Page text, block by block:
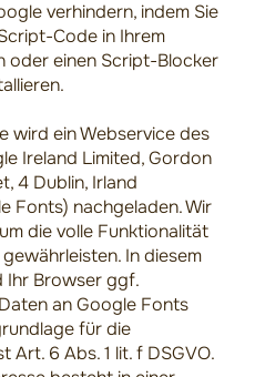
verhindern, indem Sie
Code in Ihrem
oder einen Script-Blocker
wird ein Webservice des
Ireland Limited, Gordon
4 Dublin, Irland
Fonts) nachgeladen. Wir
die volle Funktionalität
In diesem
Ihr Browser ggf.
an Google Fonts
für die
Art. 6 Abs. 1 lit. f DSGVO.